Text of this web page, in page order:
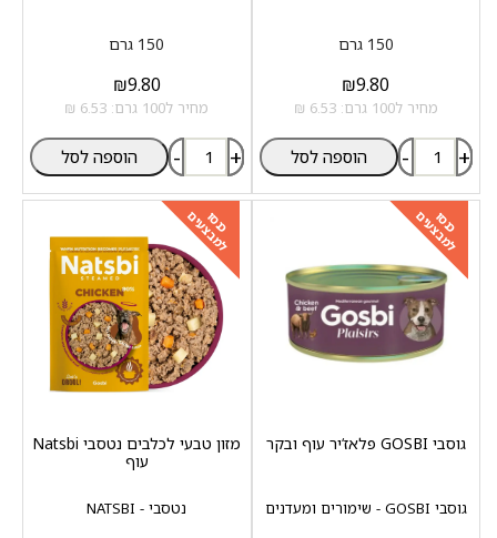
150 גרם
₪9.80
מחיר ל100 גרם: 6.53 ₪
- + הוספה לסל
150 גרם
₪9.80
מחיר ל100 גרם: 6.53 ₪
- + הוספה לסל
כנסו
למבצעים
גוסבי GOSBI - שימורים ומעדנים
גוסבי GOSBI פלאז‘יר עוף ובקר
כנסו
למבצעים
נטסבי - NATSBI
מזון טבעי לכלבים נטסבי Natsbi
עוף